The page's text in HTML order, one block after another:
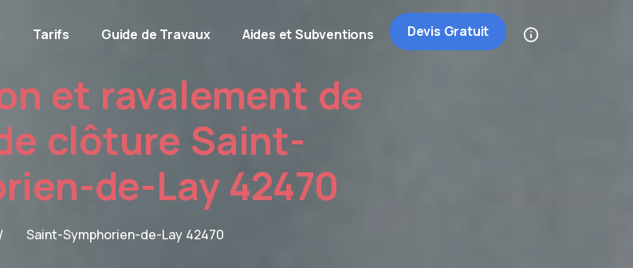
Tarifs Guide de Travaux Aides et Subventions Devis Gratuit
et ravalement de
clôture Saint-
de-Lay 42470
Saint-Symphorien-de-Lay 42470